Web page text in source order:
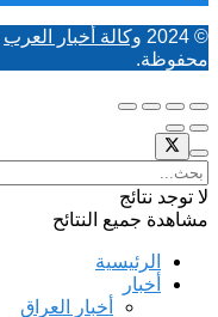
© 2024 وكالة أخبار العرب
محفوظة.
لا توجد نتائج
مشاهدة جميع النتائح
الرئيسية
أخبار
أخبار العراق